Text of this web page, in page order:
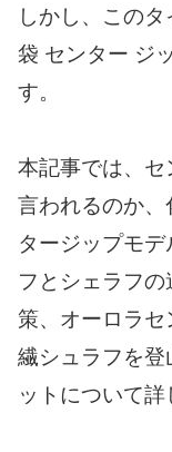
しかし、この
袋 センター ジ
す。
本記事では、セ
言われるのか
タージップモ
フとシェラフ
策、オーロラ
繊シュラフを登
ットについて詳